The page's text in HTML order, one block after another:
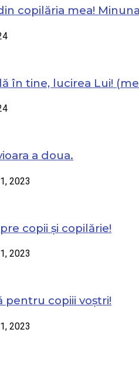
copilăria mea!
în tine, lucirea Lui!
a doua.
2023
copii și copilărie!
2023
pentru copiii voștri!
2023